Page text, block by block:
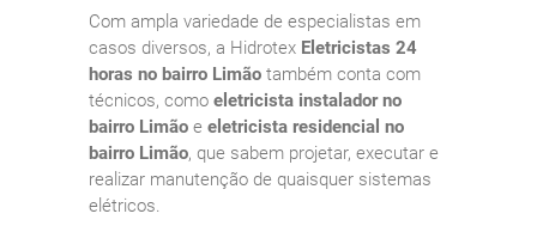
Com ampla variedade de especialistas em
casos diversos, a Hidrotex Eletricistas 24
horas no bairro Limão também conta com
técnicos, como eletricista instalador no
bairro Limão e eletricista residencial no
bairro Limão, que sabem projetar, executar e
realizar manutenção de quaisquer sistemas
elétricos.